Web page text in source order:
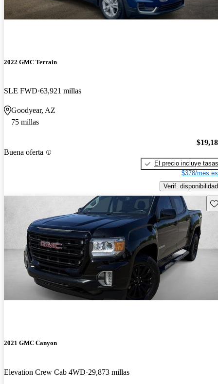
2022 GMC Terrain
SLE FWD 63,921 millas
Goodyear, AZ
75 millas
Buena oferta
El precio incluye tasas
$378/mes
Verif. disponibilidad
2021 GMC Canyon
Elevation Crew Cab 4WD 29,873 millas